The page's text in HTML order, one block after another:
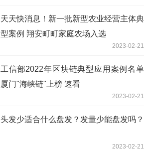
天天快消息！新一批新型农业经营主体典
型案例 翔安町町家庭农场入选
2023-02-21
工信部2022年区块链典型应用案例名单
厦门"海峡链"上榜 速看
2023-02-21
头发少适合什么盘发？发量少能盘发吗？
2023-02-21